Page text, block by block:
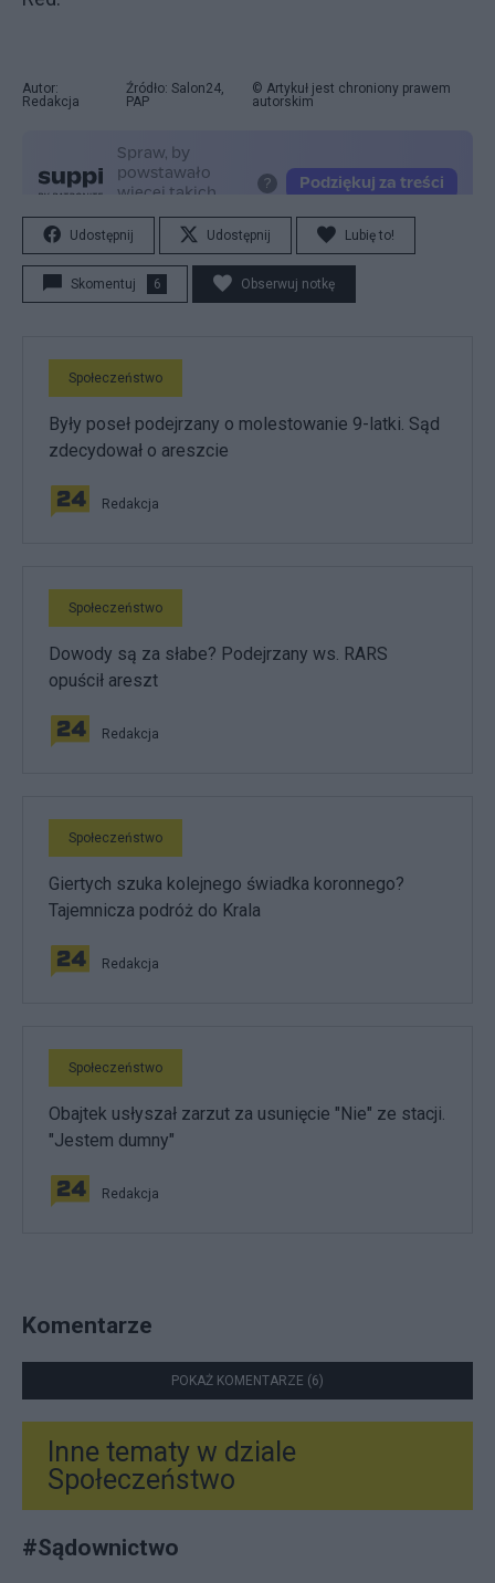
Autor:
Redakcja
Źródło: Salon24,
PAP
© Artykuł jest chroniony prawem
autorskim
Udostępnij Udostępnij Lubię to!
Skomentuj 6 Obserwuj notkę
Społeczeństwo
Były poseł podejrzany o molestowanie 9-latki. Sąd
zdecydował o areszcie
Redakcja
Społeczeństwo
Dowody są za słabe? Podejrzany ws. RARS
opuścił areszt
Redakcja
Społeczeństwo
Giertych szuka kolejnego świadka koronnego?
Tajemnicza podróż do Krala
Redakcja
Społeczeństwo
Obajtek usłyszał zarzut za usunięcie "Nie" ze stacji.
"Jestem dumny"
Redakcja
Komentarze
POKAŻ KOMENTARZE (6)
Inne tematy w dziale
Społeczeństwo
#Sądownictwo